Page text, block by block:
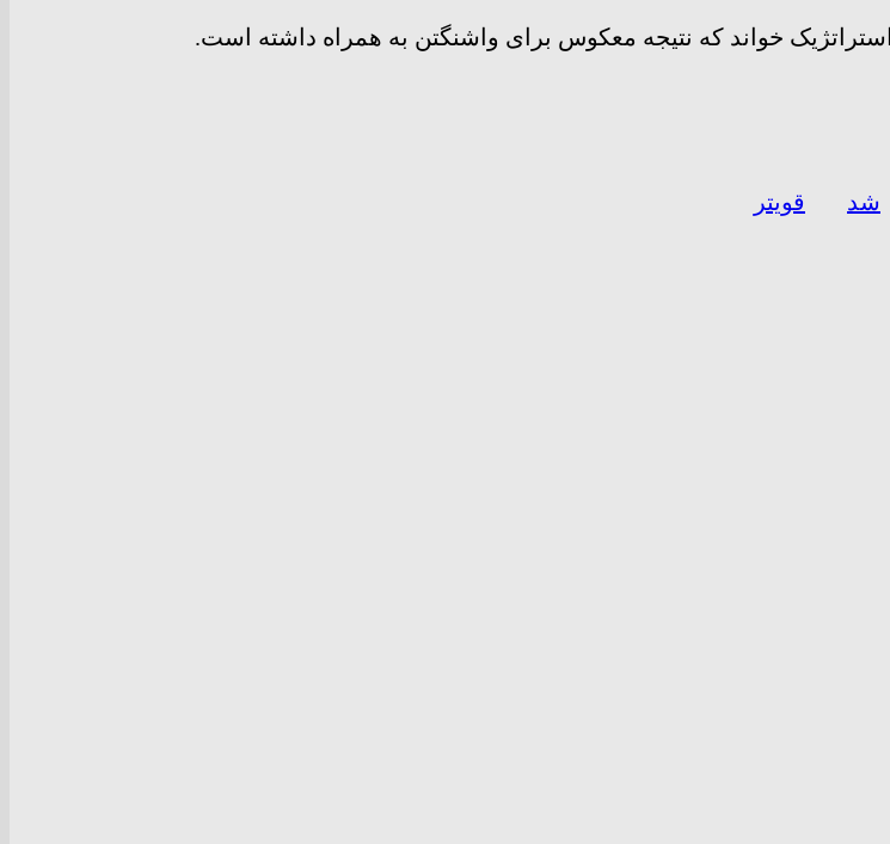
خواند که نتیجه معکوس برای واشنگتن به همراه داشته است.
شد قویتر